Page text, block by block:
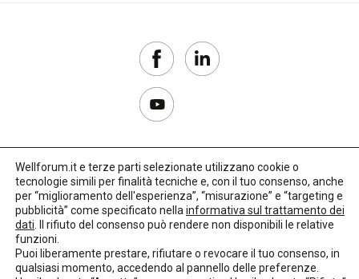
Copyright 2017–2026
Privacy Policy
Credits: LO Studio
Wellforum.it e terze parti selezionate utilizzano cookie o
tecnologie simili per finalità tecniche e, con il tuo consenso, anche
per “miglioramento dell'esperienza”, “misurazione” e “targeting e
pubblicità” come specificato nella informativa sul trattamento dei
dati . Il rifiuto del consenso può rendere non disponibili le relative
funzioni.
Puoi liberamente prestare, rifiutare o revocare il tuo consenso, in
qualsiasi momento, accedendo al pannello delle preferenze.